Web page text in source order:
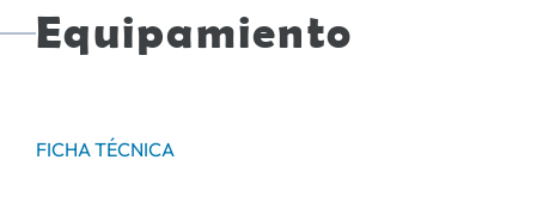
Equipamiento
FICHA TÉCNICA